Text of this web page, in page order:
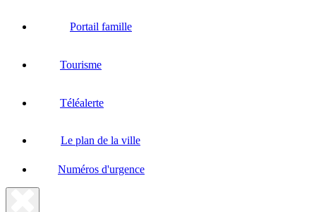
Portail famille
Tourisme
Téléalerte
Le plan de la ville
Numéros d'urgence